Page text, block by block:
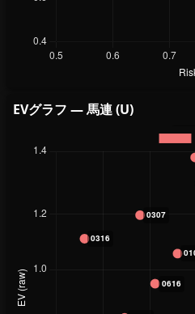
EVグラフ — 馬連 (U)